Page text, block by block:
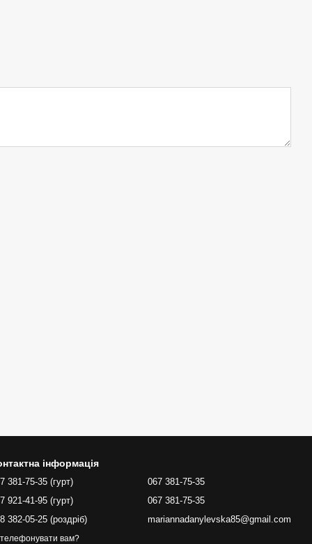
інформація
381-75-35 (гурт)
921-41-95 (гурт)
382-05-25 (роздріб)
вам?
067 381-75-35
067 381-75-35
mariannadanylevska85@gmail.com